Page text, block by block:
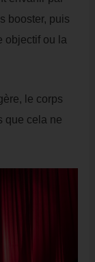
booster, puis
objectif ou la
le corps
que cela ne